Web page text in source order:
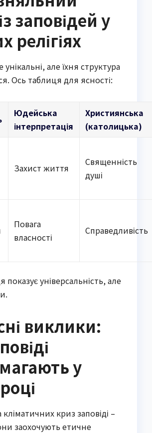
заповідей у
релігіях
унікальні, але їхня структура
Ось таблиця для ясності:
Юдейська
інтерпретація
Християнська
(католицька)
Захист життя
Священність
душі
Повага
власності
Справедливість
показує універсальність, але
виклики:
у
кліматичних криз заповіді –
заохочують етичне